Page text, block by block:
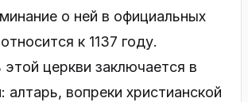
о ней в официальных
к 1137 году.
церкви заключается в
вопреки христианской